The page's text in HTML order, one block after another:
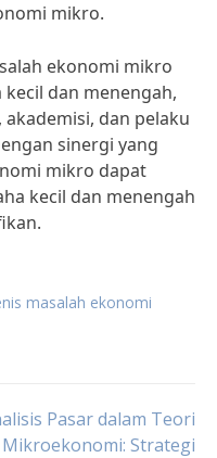
mikro.
ekonomi mikro
dan menengah,
dan pelaku
sinergi yang
mikro dapat
kecil dan menengah
masalah ekonomi
Pasar dalam Teori
Mikroekonomi: Strategi